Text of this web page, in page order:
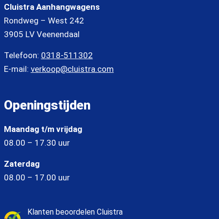
Cluistra Aanhangwagens
Rondweg – West 242
3905 LV Veenendaal
Telefoon: 0318-511302
E-mail: verkoop@cluistra.com
Openingstijden
Maandag t/m vrijdag
08.00 – 17.30 uur
Zaterdag
08.00 – 17.00 uur
Klanten beoordelen Cluistra